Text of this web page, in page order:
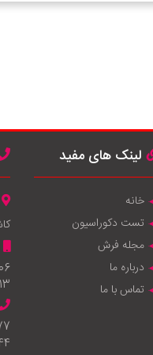
لینک های مفید
خانه
تست دکوراسیون
مجله فرش
درباره ما
تماس با ما